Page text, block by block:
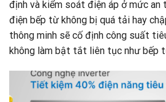
định và kiểm soát điện áp ở mức an
điện bếp từ không bị quá tải hay
thông minh sẽ cố định công suất
không làm bật tắt liên tục như bếp